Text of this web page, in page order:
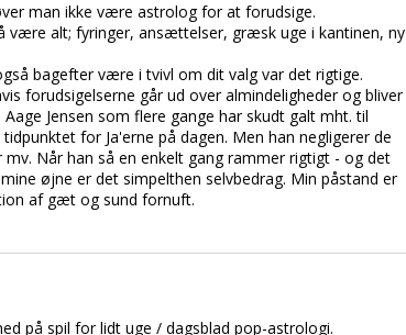
man ikke være astrolog for at forudsige.
være alt; fyringer, ansættelser, græsk uge i kantinen, ny
bagefter være i tvivl om dit valg var det rigtige.
forudsigelserne går ud over almindeligheder og bliver
Jensen som flere gange har skudt galt mht. til
for Ja'erne på dagen. Men han negligerer de
Når han så en enkelt gang rammer rigtigt - og det
øjne er det simpelthen selvbedrag. Min påstand er
af gæt og sund fornuft.
på spil for lidt uge / dagsblad pop-astrologi.